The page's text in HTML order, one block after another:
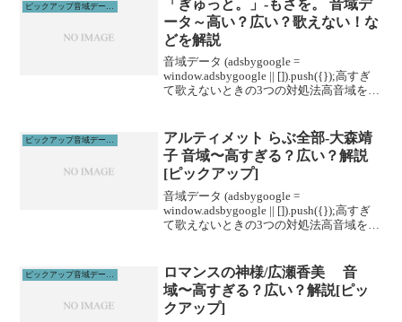
ピックアップ音域データ解説
「ぎゅっと。」-もさを。 音域デ
ータ～高い？広い？歌えない！な
どを解説
音域データ (adsbygoogle =
window.adsbygoogle || []).push({});高すぎ
て歌えないときの3つの対処法高音域を広
ルに通うこと...
ピックアップ音域データ解説
アルティメット らぶ全部-大森靖
子 音域〜高すぎる？広い？解説
[ピックアップ]
音域データ (adsbygoogle =
window.adsbygoogle || []).push({});高すぎ
て歌えないときの3つの対処法高音域を広
ルに通うこと...
ロマンスの神様/広瀬香美 音
域〜高すぎる？広い？解説[ピッ
クアップ]